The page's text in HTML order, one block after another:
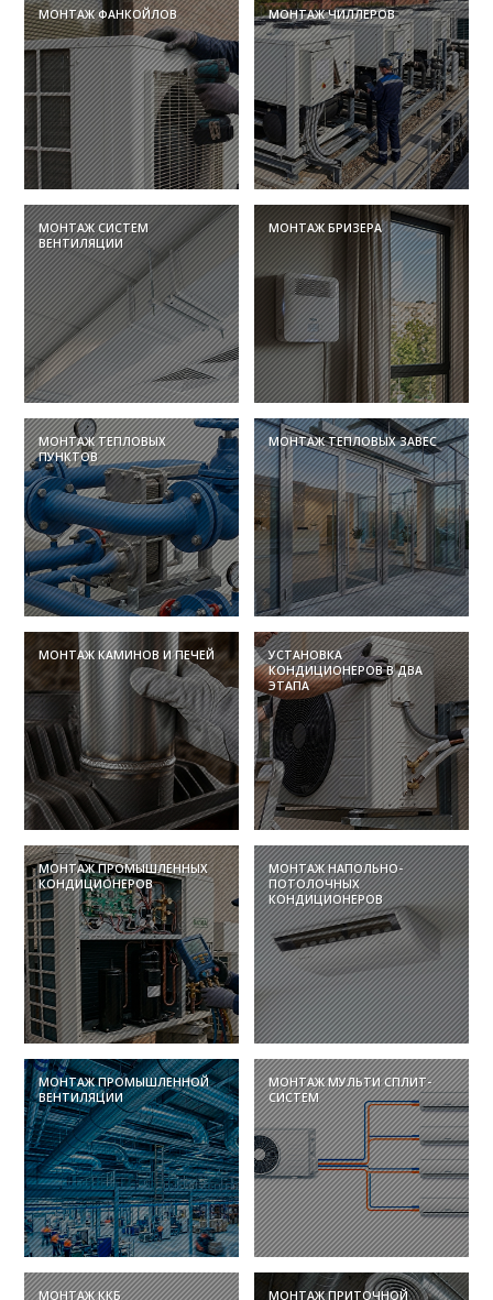
МОНТАЖ ФАНКОЙЛОВ МОНТАЖ ЧИЛЛЕРОВ
МОНТАЖ СИСТЕМ
ВЕНТИЛЯЦИИ
МОНТАЖ БРИЗЕРА
МОНТАЖ ТЕПЛОВЫХ
ПУНКТОВ
МОНТАЖ ТЕПЛОВЫХ ЗАВЕС
МОНТАЖ КАМИНОВ И ПЕЧЕЙ
УСТАНОВКА
КОНДИЦИОНЕРОВ В ДВА
ЭТАПА
МОНТАЖ ПРОМЫШЛЕННЫХ
КОНДИЦИОНЕРОВ
МОНТАЖ НАПОЛЬНО-
ПОТОЛОЧНЫХ
КОНДИЦИОНЕРОВ
МОНТАЖ ПРОМЫШЛЕННОЙ
ВЕНТИЛЯЦИИ
МОНТАЖ МУЛЬТИ СПЛИТ-
СИСТЕМ
МОНТАЖ ККБ МОНТАЖ ПРИТОЧНОЙ